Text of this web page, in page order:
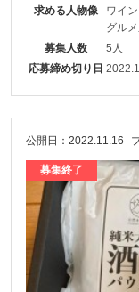
ただ
求める人物像
ワイ
グル
募集人数
5人
応募締め切り日
公開日：2022.11.16
募集終了